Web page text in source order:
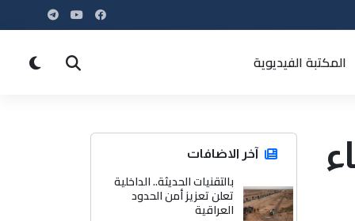
المكتبة الفيديوية
آخر الاضافات
بالتقنيات الحديثة.. الداخلية
تعلن تعزيز أمن الحدود
العراقية